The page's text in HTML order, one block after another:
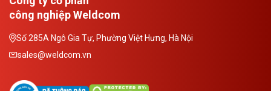
công nghiệp Weldcom
Số 285A Ngô Gia Tự, Phường Việt Hưng, Hà Nội
sales@weldcom.vn